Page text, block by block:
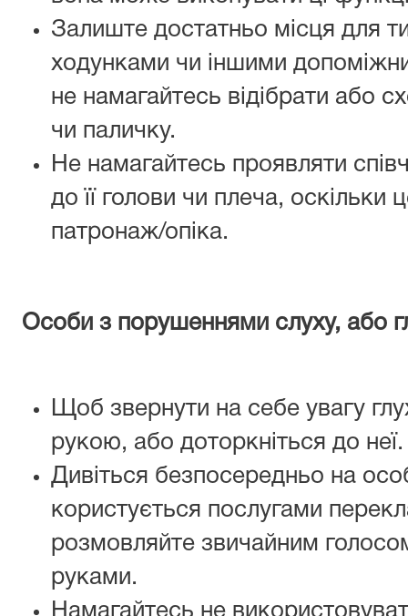
Залиште достатньо місця для
ходунками чи іншими
не намагайтесь відібрати або
чи паличку.
Не намагайтесь проявляти
до її голови чи плеча, оскільки
патронаж/опіка.
Особи з порушеннями слуху, або
Щоб звернути на себе увагу
рукою, або доторкніться до неї.
Дивіться безпосередньо на
користується послугами
розмовляйте звичайним
руками.
Намагайтесь не